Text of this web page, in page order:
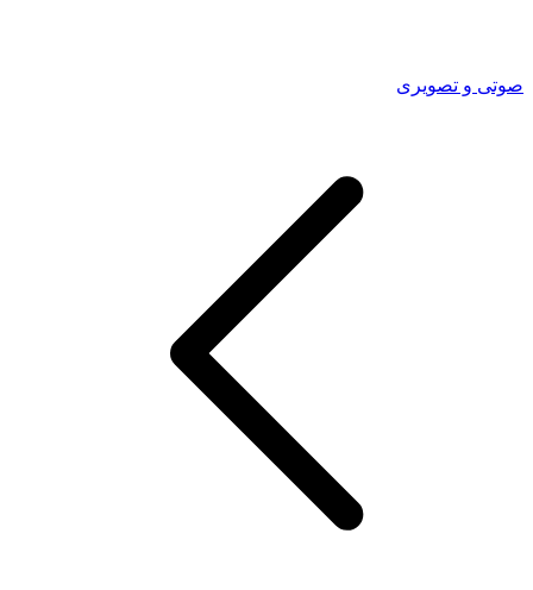
صوتی و تصویری